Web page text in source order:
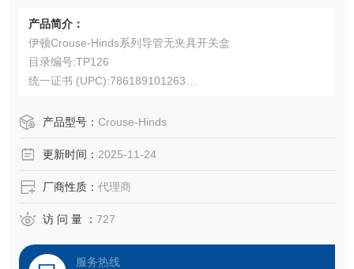
产品简介：
伊顿Crouse-Hinds系列导管无夹具开关盒
目录编号:TP126
统一证书 (UPC):786189101263
产品高度:3 英寸
产品重量:0.47 磅
产品型号： Crouse-Hinds
更新时间： 2025-11-24
厂商性质： 代理商
访 问 量 ： 727
服务热线